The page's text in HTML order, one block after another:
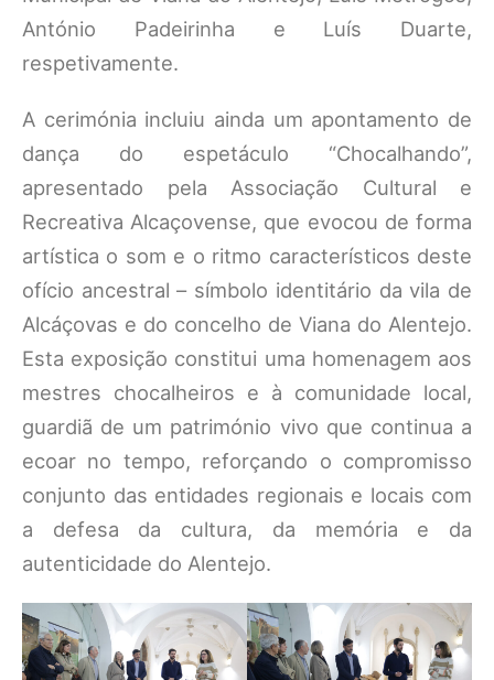
António Padeirinha e Luís Duarte,
respetivamente.
A cerimónia incluiu ainda um apontamento de
dança do espetáculo “Chocalhando”,
apresentado pela Associação Cultural e
Recreativa Alcaçovense, que evocou de forma
artística o som e o ritmo característicos deste
ofício ancestral – símbolo identitário da vila de
Alcáçovas e do concelho de Viana do Alentejo.
Esta exposição constitui uma homenagem aos
mestres chocalheiros e à comunidade local,
guardiã de um património vivo que continua a
ecoar no tempo, reforçando o compromisso
conjunto das entidades regionais e locais com
a defesa da cultura, da memória e da
autenticidade do Alentejo.